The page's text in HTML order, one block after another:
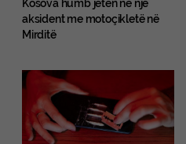
Kosova humb jetën në një
aksident me motoçikletë në
Mirditë